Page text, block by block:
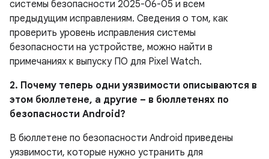
системы безопасности 2025-06-05 и всем
предыдущим исправлениям. Сведения о том, как
проверить уровень исправления системы
безопасности на устройстве, можно найти в
примечаниях к выпуску ПО для Pixel Watch.
2. Почему теперь одни уязвимости описываются в
этом бюллетене, а другие – в бюллетенях по
безопасности Android?
В бюллетене по безопасности Android приведены
уязвимости, которые нужно устранить для